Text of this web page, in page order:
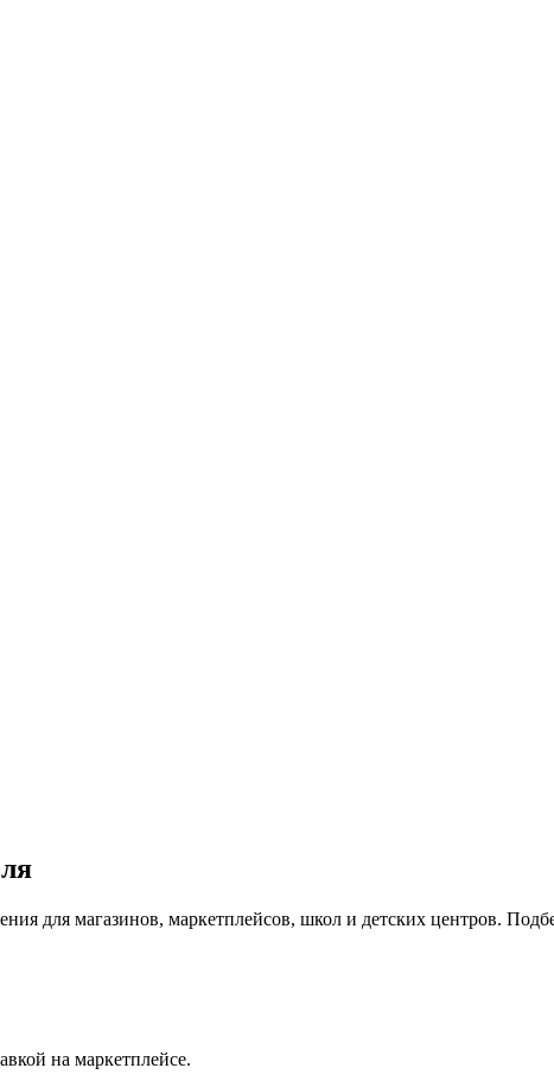
для магазинов, маркетплейсов, школ и детских центров.
на маркетплейсе.